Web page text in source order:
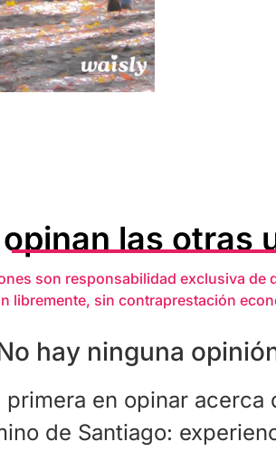
las otras
son responsabilidad exclusiva de
libremente, sin contraprestación
hay ninguna
primera en opinar acerca
de Santiago: